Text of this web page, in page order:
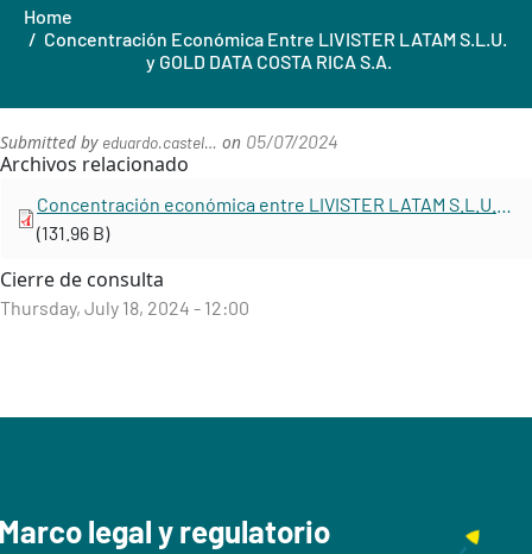
Home
Concentración Económica Entre LIVISTER LATAM S.L.U.
y GOLD DATA COSTA RICA S.A.
Submitted by eduardo.castel… on 05/07/2024
Archivos relacionado
(131.96 B)
Cierre de consulta
Thursday, July 18, 2024 - 12:00
legal y regulatorio